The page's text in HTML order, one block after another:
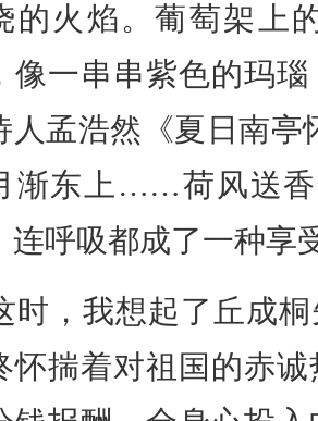
的火焰。葡萄架上
像一串串紫色的玛
人孟浩然《夏日南亭
渐东上……荷风送香
连呼吸都成了一种享
时，我想起了丘成
怀揣着对祖国的赤